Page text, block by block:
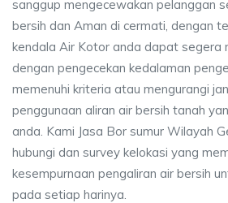
sanggup mengecewakan pelanggan
bersih dan Aman di cermati, dengan
kendala Air Kotor anda dapat segera
dengan pengecekan kedalaman
memenuhi kriteria atau mengurangi
penggunaan aliran air bersih tanah
anda. Kami Jasa Bor sumur Wilayah
hubungi dan survey kelokasi yang
kesempurnaan pengaliran air bersih
pada setiap harinya.